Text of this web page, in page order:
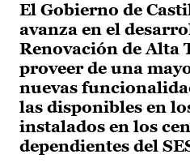
El Gobierno de
avanza en el
Renovación de Alta
proveer de una
nuevas
las disponibles en
instalados en los
dependientes del